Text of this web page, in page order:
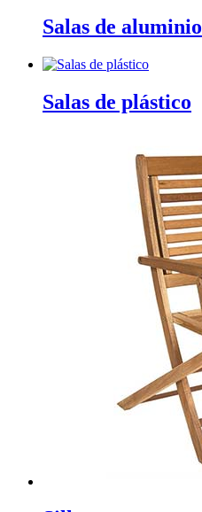
Salas de aluminio
Salas de plástico